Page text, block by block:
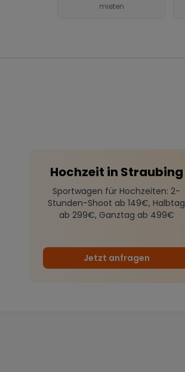
mieten
Hochzeit in Straubing
Sportwagen für Hochzeiten: 2-
Stunden-Shoot ab 149€, Halbtag
ab 299€, Ganztag ab 499€
Jetzt anfragen